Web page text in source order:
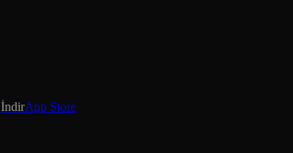
İndirApp Store